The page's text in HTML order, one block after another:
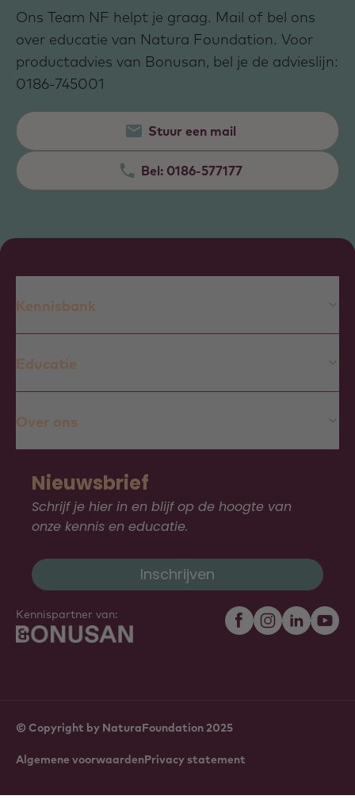
Ons Team NF helpt je graag. Mail of bel ons
over educatie van Natura Foundation. Voor
productadvies van Bonusan, bel je de advieslijn:
0186-745001
Stuur een mail
Bel: 0186-577177
Kennisbank
Educatie
Over ons
Nieuwsbrief
Schrijf je hier in en blijf op de hoogte van
onze kennis en educatie.
Inschrijven
Kennispartner van:
© Copyright by NaturaFoundation 2025
Algemene voorwaardenPrivacy statement